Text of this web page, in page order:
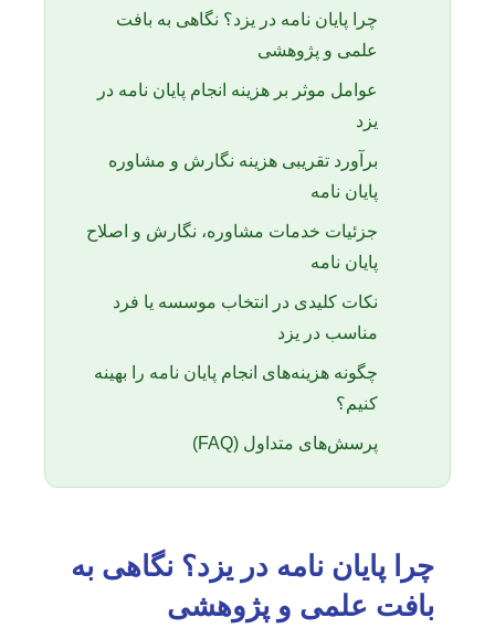
چرا پایان نامه در یزد؟ نگاهی به بافت
علمی و پژوهشی
عوامل موثر بر هزینه انجام پایان نامه در
یزد
برآورد تقریبی هزینه نگارش و مشاوره
پایان نامه
جزئیات خدمات مشاوره، نگارش و اصلاح
پایان نامه
نکات کلیدی در انتخاب موسسه یا فرد
مناسب در یزد
چگونه هزینه‌های انجام پایان نامه را بهینه
کنیم؟
پرسش‌های متداول (FAQ)
چرا پایان نامه در یزد؟ نگاهی به
بافت علمی و پژوهشی